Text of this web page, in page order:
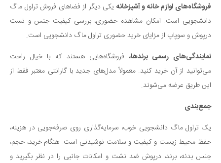
فروشگاه‌های لوازم خانه و آشپزخانه یکی دیگر از فضاهای فروش تراول ماگ
دانشجویی است. امکان مشاهده حضوری، بررسی کیفیت جنس و تست
درپوش و سوپاپ از مزایای خرید حضوری تراول ماگ دانشجویی است.
نمایندگی‌های رسمی برندها، فروشگاه‌هایی هستند که با خیال راحت
می‌توانید از آن خرید کنید. معمولاً مدل‌های جدید با گارانتی معتبر فقط از
این طریق عرضه می‌شوند.
جمع‌بندی
یک تراول ماگ دانشجویی خوب، سرمایه‌گذاری روی صرفه‌جویی در هزینه،
حفظ محیط زیست و کیفیت و سلامت نوشیدنی است. هنگام خرید، حجم،
جنس بدنه، برند، درپوش ضد نشت و امکانات جانبی را در نظر بگیرید و